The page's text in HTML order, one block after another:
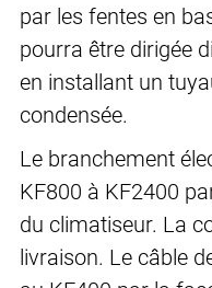
par les fentes en
pourra être dirigée
en installant un
condensée.
Le branchement
KF800 à KF2400
du climatiseur. La
livraison. Le câble